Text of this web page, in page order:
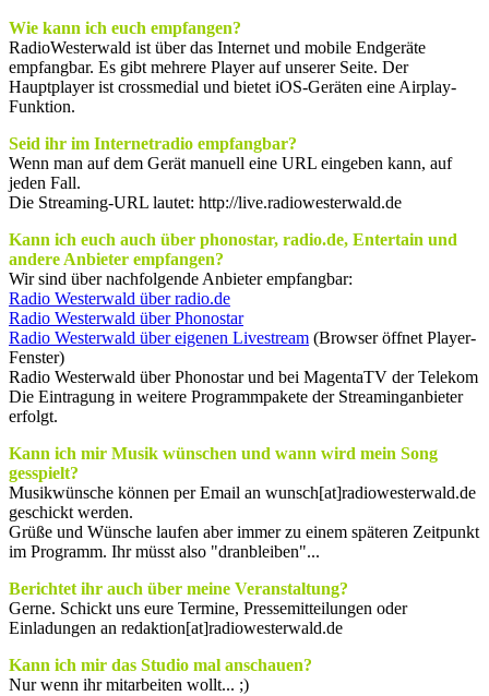
Wie kann ich euch empfangen?
RadioWesterwald ist über das Internet und mobile Endgeräte
empfangbar. Es gibt mehrere Player auf unserer Seite. Der
Hauptplayer ist crossmedial und bietet iOS-Geräten eine Airplay-
Funktion.
Seid ihr im Internetradio empfangbar?
Wenn man auf dem Gerät manuell eine URL eingeben kann, auf
jeden Fall.
Die Streaming-URL lautet: http://live.radiowesterwald.de
Kann ich euch auch über phonostar, radio.de, Entertain und
andere Anbieter empfangen?
Wir sind über nachfolgende Anbieter empfangbar:
Radio Westerwald über radio.de
Radio Westerwald über Phonostar
Radio Westerwald über eigenen Livestream (Browser öffnet Player-
Fenster)
Radio Westerwald über Phonostar und bei MagentaTV der Telekom
Die Eintragung in weitere Programmpakete der Streaminganbieter
erfolgt.
Kann ich mir Musik wünschen und wann wird mein Song
gesspielt?
Musikwünsche können per Email an wunsch[at]radiowesterwald.de
geschickt werden.
Grüße und Wünsche laufen aber immer zu einem späteren Zeitpunkt
im Programm. Ihr müsst also "dranbleiben"...
Berichtet ihr auch über meine Veranstaltung?
Gerne. Schickt uns eure Termine, Pressemitteilungen oder
Einladungen an redaktion[at]radiowesterwald.de
Kann ich mir das Studio mal anschauen?
Nur wenn ihr mitarbeiten wollt... ;)